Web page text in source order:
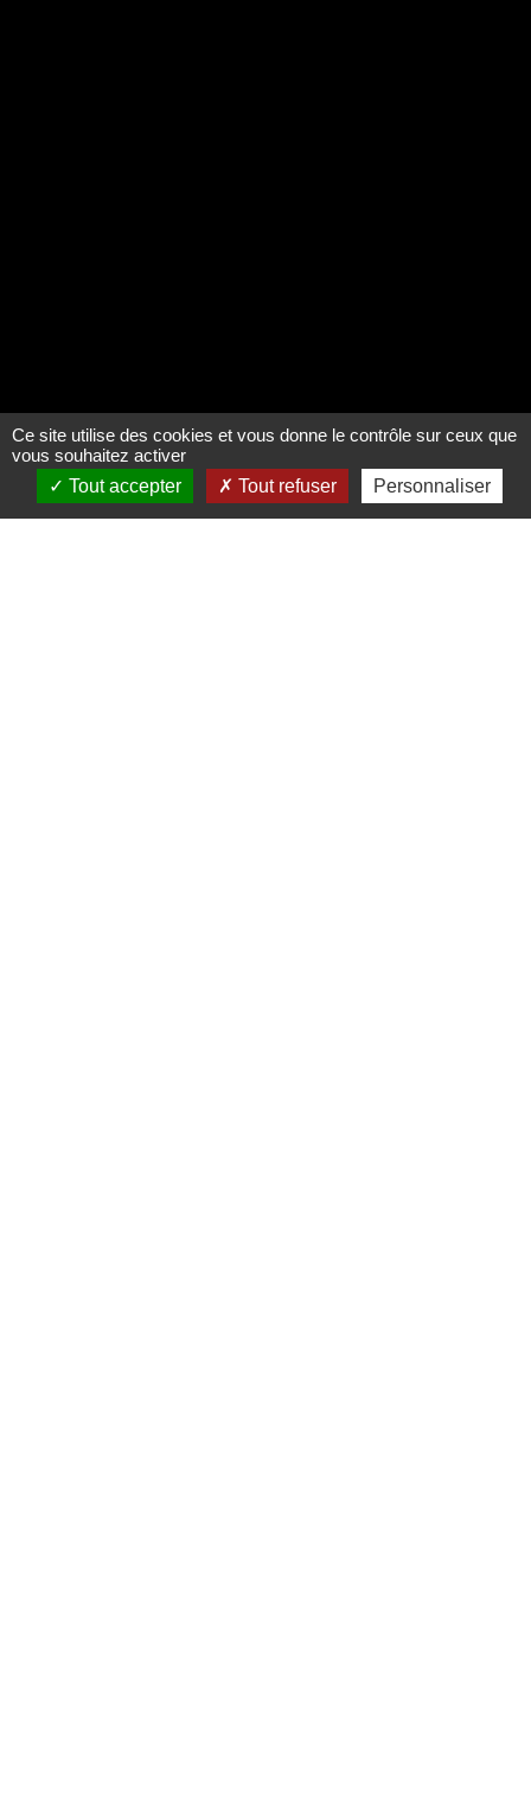
Ce site utilise des cookies et vous donne le contrôle sur ceux que
vous souhaitez activer
Tout accepter
Tout refuser Personnaliser